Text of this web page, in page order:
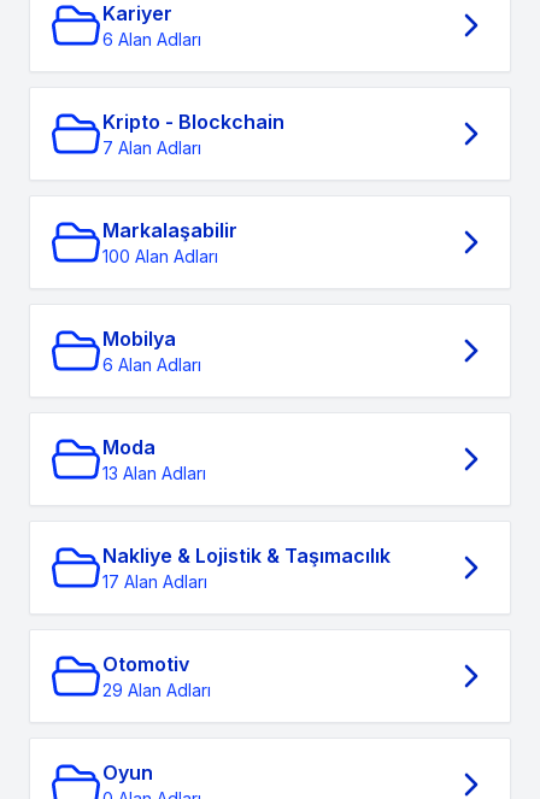
Kariyer
6 Alan Adları
Kripto - Blockchain
7 Alan Adları
Markalaşabilir
100 Alan Adları
Mobilya
6 Alan Adları
Moda
13 Alan Adları
Nakliye & Lojistik & Taşımacılık
17 Alan Adları
Otomotiv
29 Alan Adları
Oyun